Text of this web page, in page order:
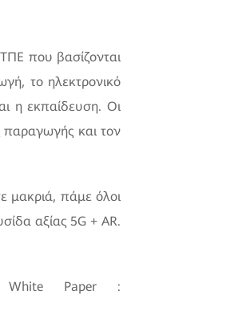
που βασίζονται
το ηλεκτρονικό
η εκπαίδευση. Οι
παραγωγής και τον
μακριά, πάμε όλοι
αξίας 5G + AR.
White Paper :